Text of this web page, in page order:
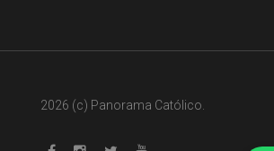
2026 (c) Panorama Católico.